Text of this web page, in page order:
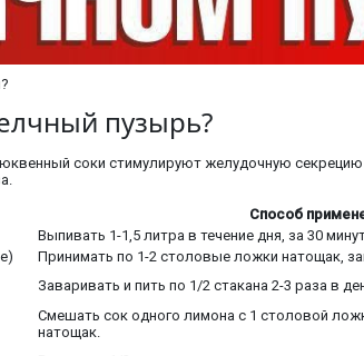
пузырь?
соки стимулируют желудочную
Способ
Выпивать 1-1,5 литра в течение дня, за 30
Принимать по 1-2 столовые ложки натощак,
Заваривать и пить по 1/2 стакана 2-3 раза в
Смешать сок одного лимона с 1 столовой
натощак.